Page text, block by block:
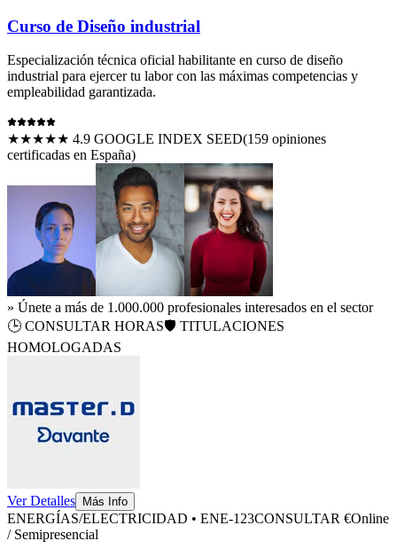
Curso de Diseño industrial
Especialización técnica oficial habilitante en curso de diseño
industrial para ejercer tu labor con las máximas competencias y
empleabilidad garantizada.
★★★★★ 4.9 GOOGLE INDEX SEED(159 opiniones
certificadas en España)
» Únete a más de 1.000.000 profesionales interesados en el sector
🕒 CONSULTAR HORAS🛡️ TITULACIONES
HOMOLOGADAS
Ver Detalles Más Info
ENERGÍAS/ELECTRICIDAD • ENE-123CONSULTAR €Online
/ Semipresencial